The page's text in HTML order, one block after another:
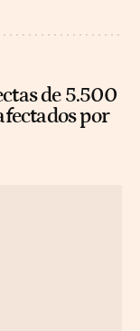
de 5.500
por